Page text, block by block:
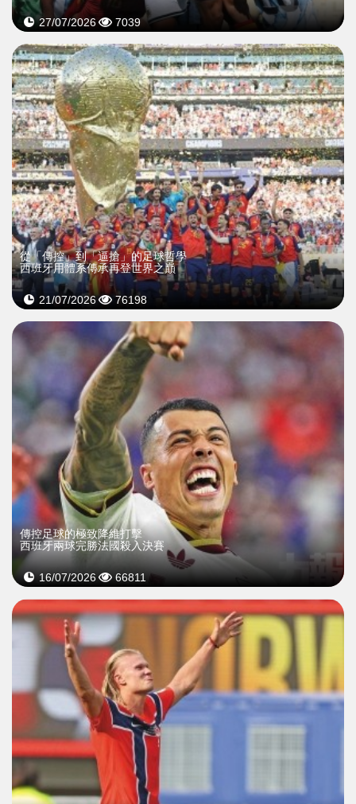
27/07/2026 7039
從「傳控」到「逼搶」的足球哲學
西班牙用體系傳承再登世界之巔
21/07/2026 76198
傳控足球的極致降維打擊
西班牙兩球完勝法國殺入決賽
16/07/2026 66811